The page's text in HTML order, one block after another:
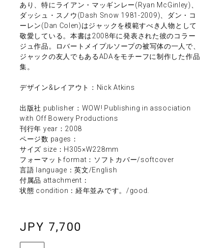
あり、特にライアン・マッギンレー(Ryan McGinley)、
ダッシュ・スノウ(Dash Snow 1981-2009)、ダン・コ
ーレン(Dan Colen)はジャックを模範すべき人物として
敬愛している。本書は2008年に発表された彼のコラー
ジュ作品。ロバートメイプルソープの被写体の一人で、
ジャックの友人でもあるADAをモチーフに制作した作品
集。
デザイン&レイアウト：Nick Atkins
出版社 publisher：WOW! Publishing in association
with Off Bowery Productions
刊行年 year：2008
ページ数 pages：
サイズ size：H305×W228mm
フォーマットformat：ソフトカバー/softcover
言語 language：英文/English
付属品 attachment：
状態 condition：経年並みです。/good.
JPY 7,700